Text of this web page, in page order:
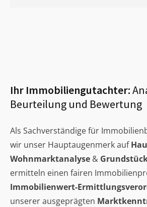
Ihr Immobiliengutachter:
Beurteilung und Bewertung
Als Sachverständige für
wir unser Hauptaugenmerk auf
Wohnmarktanalyse &
ermitteln einen fairen
Immobilienwert-
unserer ausgeprägten